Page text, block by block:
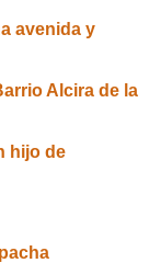
avenida y
Alcira de la
hijo de